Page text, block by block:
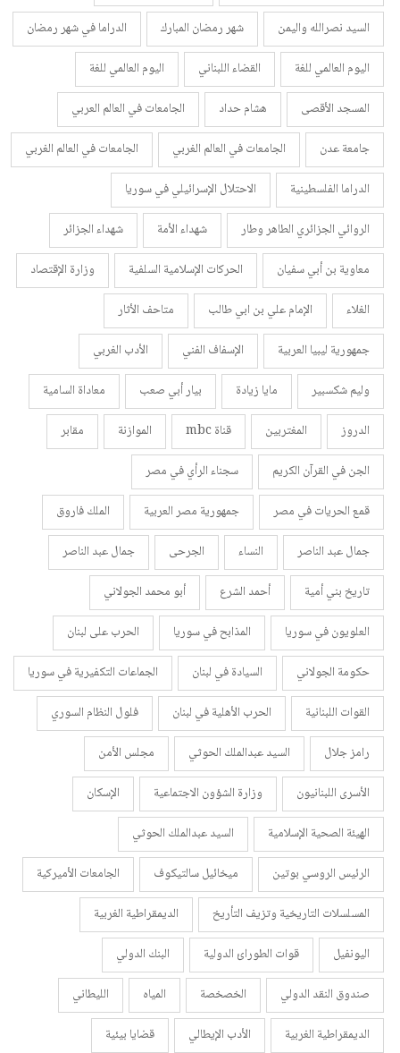
السيد نصرالله واليمن
شهر رمضان المبارك
الدراما في شهر رمضان
اليوم العالمي للغة
القضاء اللبناني
اليوم العالمي للغة
المسجد الأقصى
هشام حداد
الجامعات في العالم العربي
جامعة عدن
الجامعات في العالم الغربي
الجامعات في العالم الغربي
الدراما الفلسطينية
الاحتلال الإسرائيلي في سوريا
الروائي الجزائري الطاهر وطار
شهداء الأمة
شهداء الجزائر
معاوية بن أبي سفيان
الحركات الإسلامية السلفية
وزارة الإقتصاد
الغلاء
الإمام علي بن ابي طالب
متاحف الأثار
جمهورية ليبيا العربية
الإسفاف الفني
الأدب الغربي
وليم شكسبير
مايا زيادة بيار أبي صعب
معاداة السامية
الدروز
المغتربين قناة mbc الموازنة
مقابر
الجن في القرآن الكريم
سجناء الرأي في مصر
قمع الحريات في مصر
جمهورية مصر العربية
الملك فاروق
جمال عبد الناصر
النساء الجرحى
جمال عبد الناصر
تاريخ بني أمية
أحمد الشرع
أبو محمد الجولاني
العلويون في سوريا
المذابح في سوريا
الحرب على لبنان
حكومة الجولاني
السيادة في لبنان
الجماعات التكفيرية في سوريا
القوات اللبنانية
الحرب الأهلية في لبنان
فلول النظام السوري
رامز جلال
السيد عبدالملك الحوثي
مجلس الأمن
الأسرى اللبنانيون
وزارة الشؤون الاجتماعية
الإسكان
الهيئة الصحية الإسلامية
السيد عبدالملك الحوثي
الرئيس الروسي بوتين
ميخائيل سالتيكوف
الجامعات الأميركية
المسلسلات التاريخية وتزيف التأريخ
الديمقراطية الغربية
اليونفيل
قوات الطورائ الدولية
البنك الدولي
صندوق النقد الدولي
الخصخصة المياه
الليطاني
الديمقراطية الغربية
الأدب الإيطالي قضايا بيئية